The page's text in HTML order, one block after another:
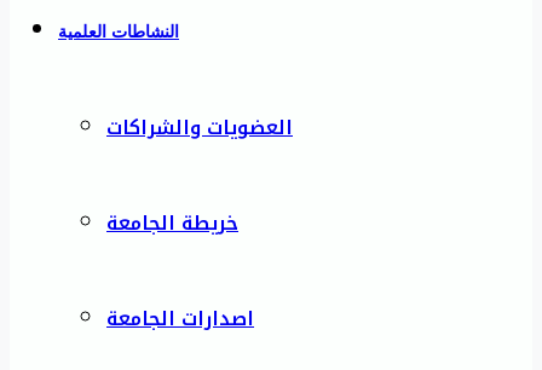
النشاطات العلمية
العضويات والشراكات
خريطة الجامعة
اصدارات الجامعة